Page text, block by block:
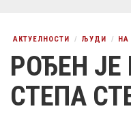
АКТУЕЛНОСТИ ЉУДИ
РОЂЕН
СТЕПА